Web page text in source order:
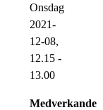
Onsdag
2021-
12-08,
12.15 -
13.00
Medverkande: